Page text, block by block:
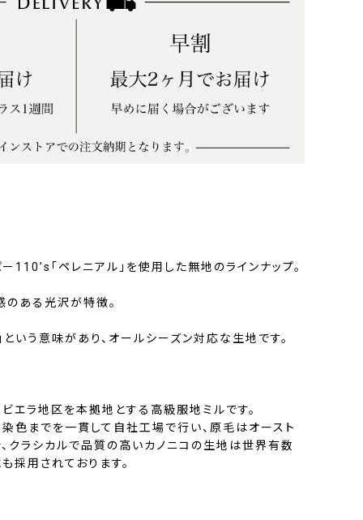
110’s「ペレニアル」を使用した無地のラインナップ。
のある光沢が特徴。
いう意味があり、オールシーズン対応な生地です。
エラ地区を本拠地とする高級服地ミルです。
色までを一貫して自社工場で行い、原毛はオースト
クラシカルで品質の高いカノニコの生地は世界有数
採用されております。